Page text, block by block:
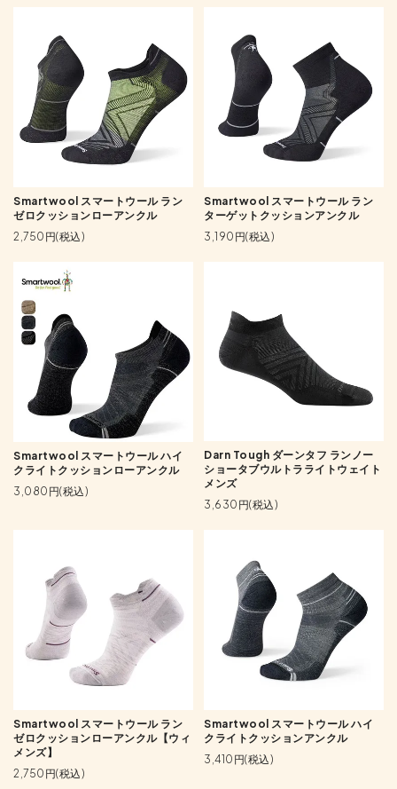
Smartwool スマートウール ラン
ゼロクッションローアンクル
2,750円(税込)
Smartwool スマートウール ラン
ターゲットクッションアンクル
3,190円(税込)
Smartwool スマートウール ハイ
クライトクッションローアンクル
3,080円(税込)
Darn Tough ダーンタフ ランノー
ショータブウルトラライトウェイト
メンズ
3,630円(税込)
Smartwool スマートウール ラン
ゼロクッションローアンクル【ウィ
メンズ】
2,750円(税込)
Smartwool スマートウール ハイ
クライトクッションアンクル
3,410円(税込)